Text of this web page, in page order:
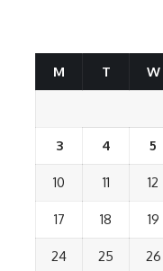
M T W
3 4 5
10 11 12
17 18 19
24 25 26